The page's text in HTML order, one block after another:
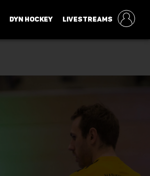
DYN HOCKEY LIVESTREAMS